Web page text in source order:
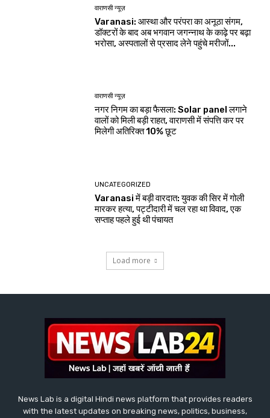
वाराणसी न्यूज़
Varanasi: आस्था और परंपरा का अनूठा संगम,
डॉक्टरों के बाद अब भगवान जगन्नाथ के काढ़े पर बढ़ा
भरोसा, अस्पतालों से प्रसाद लेने पहुंचे मरीजों...
वाराणसी न्यूज़
नगर निगम का बड़ा फैसला: Solar panel लगाने
वालों को मिली बड़ी राहत, वाराणसी में संपत्ति कर पर
मिलेगी अतिरिक्त 10% छूट
UNCATEGORIZED
Varanasi में बड़ी वारदात: युवक की सिर में गोली
मारकर हत्या, पट्टीदारी में चल रहा था विवाद, एक
सप्ताह पहले हुई थी पंचायत
Load more
News Lab is a digital Hindi news platform that provides readers
with the latest updates on breaking news, politics, business,